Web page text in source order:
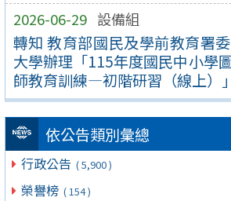
2026-06-29 設備組
轉知 教育部國民及學前教育署
大學辦理「115年度國民中小學
師教育訓練—初階研習（線上）」
依公告類別彙總
行政公告 ( 5,900 )
榮譽榜 ( 154 )